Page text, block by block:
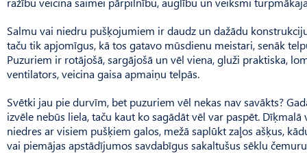
Salmu vai niedru pušķojumiem ir daudz un dažādu
taču tik apjomīgus, kā tos gatavo mūsdienu meistari, senāk
Puzu­riem ir rotājošā, sargājošā un vēl viena, gluži praktiska,
ventilators, veicina gaisa apmaiņu telpās.
Svētki jau pie durvīm, bet puzuriem vēl nekas nav savākts?
izvēle nebūs liela, taču kaut ko sagādāt vēl var paspēt.
niedres ar visiem pušķiem galos, mežā saplūkt zaļos ašķus,
vai piemājas apstādījumos savdabīgus sakaltušus sēklu